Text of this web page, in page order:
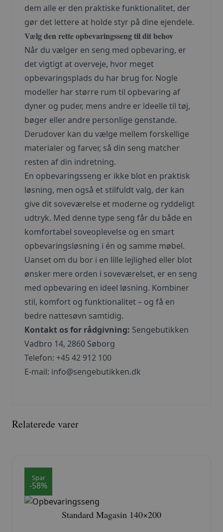
dem alle er den praktiske funktionalitet, der
gør det lettere at holde styr på dine ejendele.
Vælg den rette opbevaringsseng til dit behov
Når du vælger en seng med opbevaring, er
det vigtigt at overveje, hvor meget
opbevaringsplads du har brug for. Nogle
modeller har større rum til opbevaring af
dyner og puder, mens andre er ideelle til tøj,
bøger eller andre personlige genstande.
Derudover kan du vælge mellem forskellige
materialer og farver, så din seng matcher
resten af din indretning.
En opbevaringsseng er ikke blot en praktisk
løsning, men også et stilfuldt valg, der kan
give dit soveværelse et moderne og ryddeligt
udtryk. Med denne type seng får du både en
komfortabel soveoplevelse og en smart
opbevaringsløsning i én og samme møbel.
Uanset om du bor i en lille lejlighed eller blot
ønsker mere orden i soveværelset, er en seng
med opbevaring en ideel løsning. Kombiner
stil, komfort og funktionalitet – og få en
bedre nattesøvn samtidig.
Kontakt os for rådgivning: Sengebutikken
Vadbro 14, 2860 Søborg
Telefon: +45 42 912 100
E-mail: info@sengebutikken.dk
Relaterede varer
Spar
-58%
Standard Magasin 140×200